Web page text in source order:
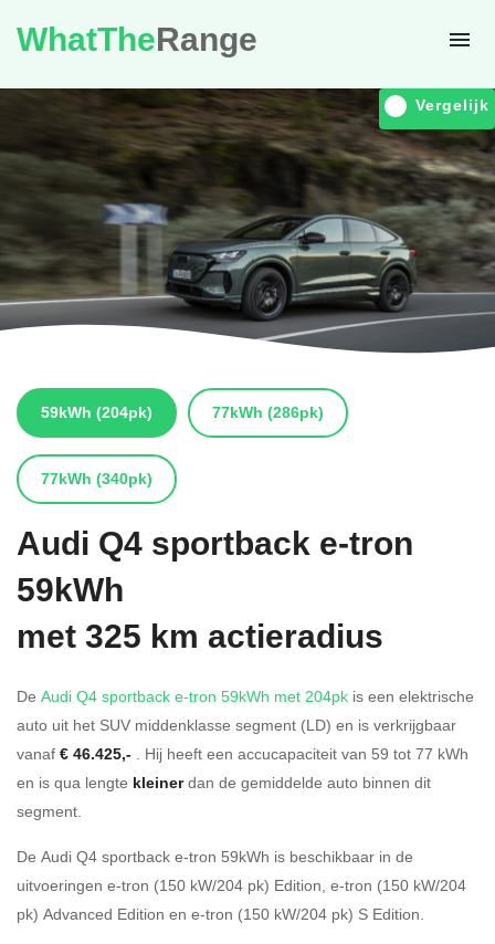
WhatTheRange
Vergelijk
59kWh (204pk) 77kWh (286pk)
77kWh (340pk)
Audi Q4 sportback e-tron
59kWh
met 325 km actieradius
De Audi Q4 sportback e-tron 59kWh met 204pk is een elektrische
auto uit het SUV middenklasse segment (LD) en is verkrijgbaar
vanaf € 46.425,- . Hij heeft een accucapaciteit van 59 tot 77 kWh
en is qua lengte kleinerdan de gemiddelde auto binnen dit
segment.
De Audi Q4 sportback e-tron 59kWh is beschikbaar in de
uitvoeringen e-tron (150 kW/204 pk) Edition, e-tron (150 kW/204
pk) Advanced Edition en e-tron (150 kW/204 pk) S Edition.